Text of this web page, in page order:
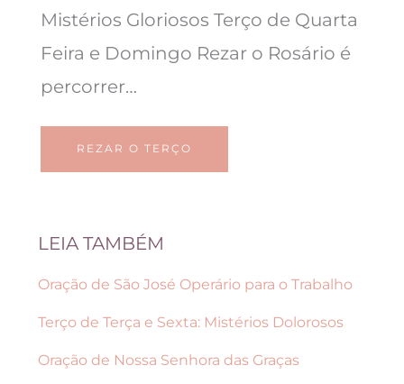
Mistérios Gloriosos Terço de Quarta
Feira e Domingo Rezar o Rosário é
percorrer…
REZAR O TERÇO
LEIA TAMBÉM
Oração de São José Operário para o Trabalho
Terço de Terça e Sexta: Mistérios Dolorosos
Oração de Nossa Senhora das Graças